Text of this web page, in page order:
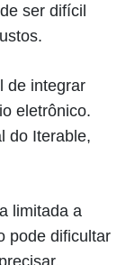
ser difícil
de integrar
eletrônico.
do Iterable,
limitada a
pode dificultar